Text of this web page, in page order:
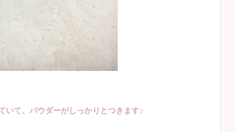
いて、パウダーがしっかりとつきます♪